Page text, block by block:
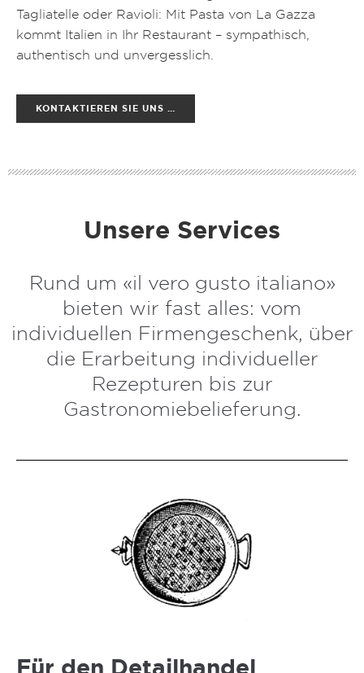
Tagliatelle oder Ravioli: Mit Pasta von La Gazza
kommt Italien in Ihr Restaurant – sympathisch,
authentisch und unvergesslich.
KONTAKTIEREN SIE UNS …
Unsere Services
Rund um «il vero gusto italiano»
bieten wir fast alles: vom
individuellen Firmengeschenk, über
die Erarbeitung individueller
Rezepturen bis zur
Gastronomiebelieferung.